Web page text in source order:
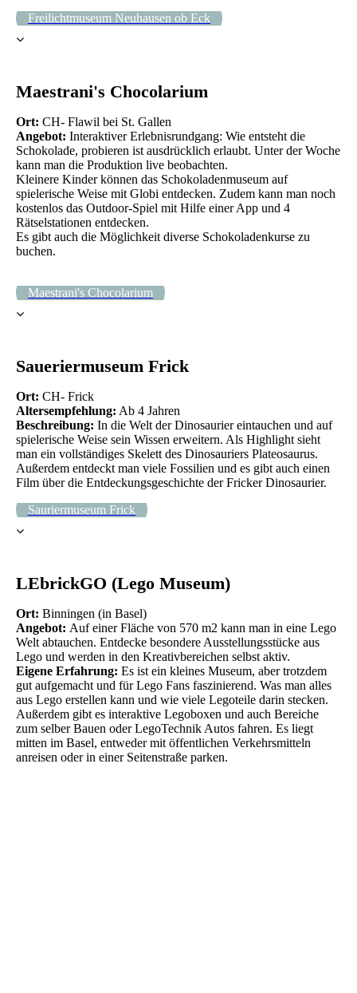
Freilichtmuseum Neuhausen ob Eck
Maestrani's Chocolarium
Ort: CH- Flawil bei St. Gallen
Angebot: Interaktiver Erlebnisrundgang: Wie entsteht die
Schokolade, probieren ist ausdrücklich erlaubt. Unter der Woche
kann man die Produktion live beobachten.
Kleinere Kinder können das Schokoladenmuseum auf
spielerische Weise mit Globi entdecken. Zudem kann man noch
kostenlos das Outdoor-Spiel mit Hilfe einer App und 4
Rätselstationen entdecken.
Es gibt auch die Möglichkeit diverse Schokoladenkurse zu
buchen.
Maestrani's Chocolarium
Saueriermuseum Frick
Ort: CH- Frick
Altersempfehlung: Ab 4 Jahren
Beschreibung: In die Welt der Dinosaurier eintauchen und auf
spielerische Weise sein Wissen erweitern. Als Highlight sieht
man ein vollständiges Skelett des Dinosauriers Plateosaurus.
Außerdem entdeckt man viele Fossilien und es gibt auch einen
Film über die Entdeckungsgeschichte der Fricker Dinosaurier.
Sauriermuseum Frick
LEbrickGO (Lego Museum)
Ort: Binningen (in Basel)
Angebot: Auf einer Fläche von 570 m2 kann man in eine Lego
Welt abtauchen. Entdecke besondere Ausstellungsstücke aus
Lego und werden in den Kreativbereichen selbst aktiv.
Eigene Erfahrung: Es ist ein kleines Museum, aber trotzdem
gut aufgemacht und für Lego Fans faszinierend. Was man alles
aus Lego erstellen kann und wie viele Legoteile darin stecken.
Außerdem gibt es interaktive Legoboxen und auch Bereiche
zum selber Bauen oder LegoTechnik Autos fahren. Es liegt
mitten im Basel, entweder mit öffentlichen Verkehrsmitteln
anreisen oder in einer Seitenstraße parken.